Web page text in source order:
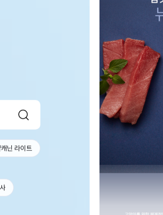
닌 라이트